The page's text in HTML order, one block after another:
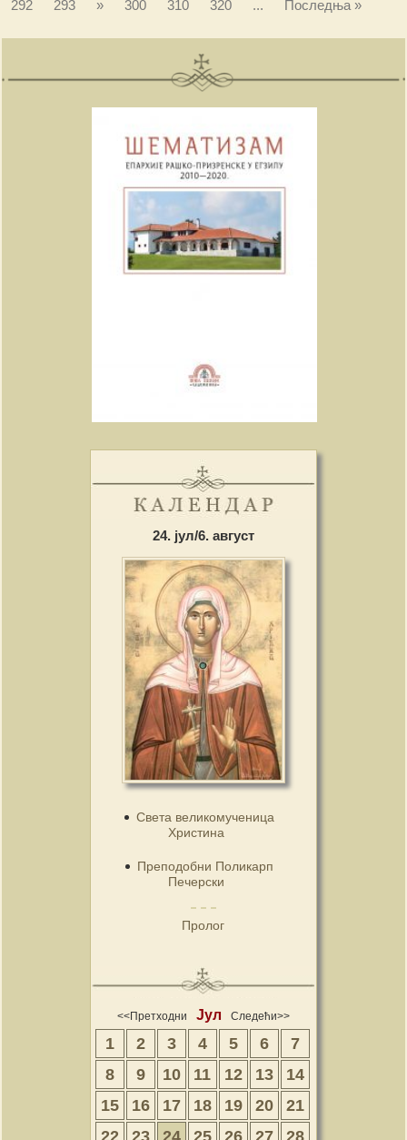
292 293 » 300 310 320 ... Последња »
24. јул/6. август
Света великомученица
Христина
Преподобни Поликарп
Печерски
Пролог
<<Претходни Јул Следећи>>
1 2 3 4 5 6
7
8
9 10 11 12 13
14
15
16 17 18 19 20
21